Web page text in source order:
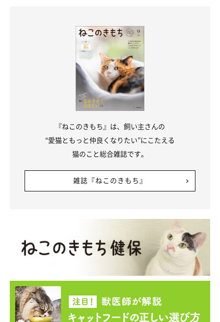
『ねこのきもち』は、飼い主さんの
“愛猫ともっと仲良くなりたい”にこたえる
猫のこと総合雑誌です。
雑誌『ねこのきもち』